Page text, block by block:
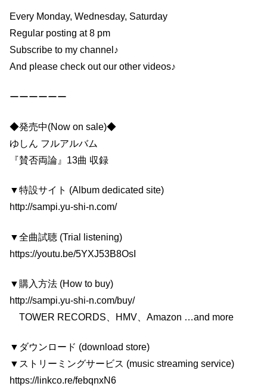
Every Monday, Wednesday, Saturday
Regular posting at 8 pm
Subscribe to my channel♪
And please check out our other videos♪
ーーーーーー
◆発売中(Now on sale)◆
ゆしん フルアルバム
『賛否両論』13曲 収録
▼特設サイト (Album dedicated site)
http://sampi.yu-shi-n.com/
▼全曲試聴 (Trial listening)
https://youtu.be/5YXJ53B8OsI
▼購入方法 (How to buy)
http://sampi.yu-shi-n.com/buy/
TOWER RECORDS、HMV、Amazon …and more
▼ダウンロード (download store)
▼ストリーミングサービス (music streaming service)
https://linkco.re/febqnxN6